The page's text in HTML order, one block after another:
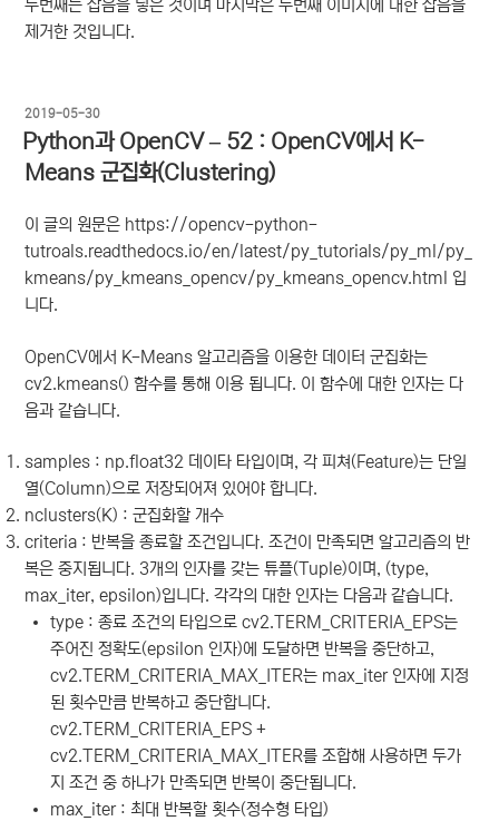
두번째는 잡음을 넣은 것이며 마지막은 두번째 이미지에 대한 잡음을
제거한 것입니다.
작
성
일
자
2019-05-30
Python과 OpenCV – 52 : OpenCV에서 K-
Means 군집화(Clustering)
이 글의 원문은 https://opencv-python-
tutroals.readthedocs.io/en/latest/py_tutorials/py_ml/py_
kmeans/py_kmeans_opencv/py_kmeans_opencv.html 입
니다.
OpenCV에서 K-Means 알고리즘을 이용한 데이터 군집화는
cv2.kmeans() 함수를 통해 이용 됩니다. 이 함수에 대한 인자는 다
음과 같습니다.
samples : np.float32 데이타 타입이며, 각 피쳐(Feature)는 단일
열(Column)으로 저장되어져 있어야 합니다.
nclusters(K) :군집화할 개수
criteria : 반복을 종료할 조건입니다. 조건이 만족되면 알고리즘의 반
복은 중지됩니다. 3개의 인자를 갖는 튜플(Tuple)이며, (type,
max_iter, epsilon)입니다. 각각의 대한 인자는 다음과 같습니다.
type : 종료 조건의 타입으로 cv2.TERM_CRITERIA_EPS는
주어진 정확도(epsilon 인자)에 도달하면 반복을 중단하고,
cv2.TERM_CRITERIA_MAX_ITER는 max_iter 인자에 지정
된 횟수만큼 반복하고 중단합니다.
cv2.TERM_CRITERIA_EPS +
cv2.TERM_CRITERIA_MAX_ITER를 조합해 사용하면 두가
지 조건 중 하나가 만족되면 반복이 중단됩니다.
max_iter : 최대 반복할 횟수(정수형 타입)